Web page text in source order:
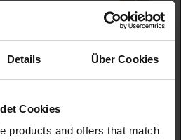
Details Über Cookies
Cookies
products and offers that match
Mint Toothpaste